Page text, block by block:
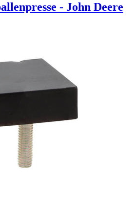
- John Deere